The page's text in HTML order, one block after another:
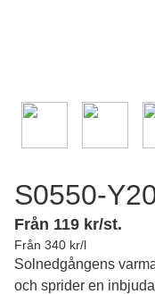
S0550-
Från 119 kr/st.
Från 340 kr/l
Solnedgångens
och sprider en